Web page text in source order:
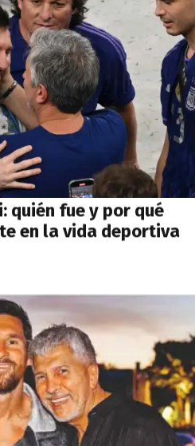
quién fue y por qué
en la vida deportiva